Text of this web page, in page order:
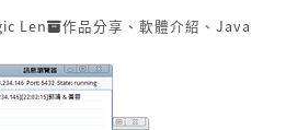
Len 作品分享 、 軟體介紹 、 Java